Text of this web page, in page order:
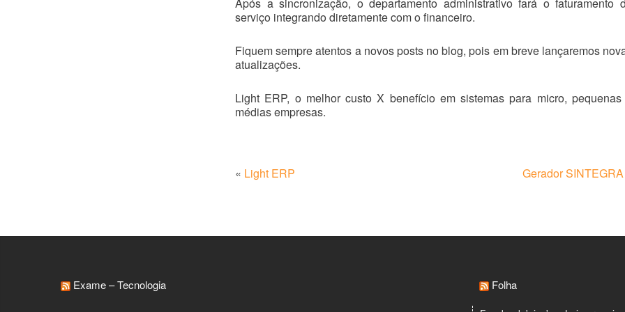
serviço integrando diretamente com o financeiro.
Fiquem sempre atentos a novos posts no blog, pois em breve lançaremos
atualizações.
Light ERP, o melhor custo X benefício em sistemas para micro,
médias empresas.
« Light ERP Gerador SINTEGRA
Exame – Tecnologia Folha